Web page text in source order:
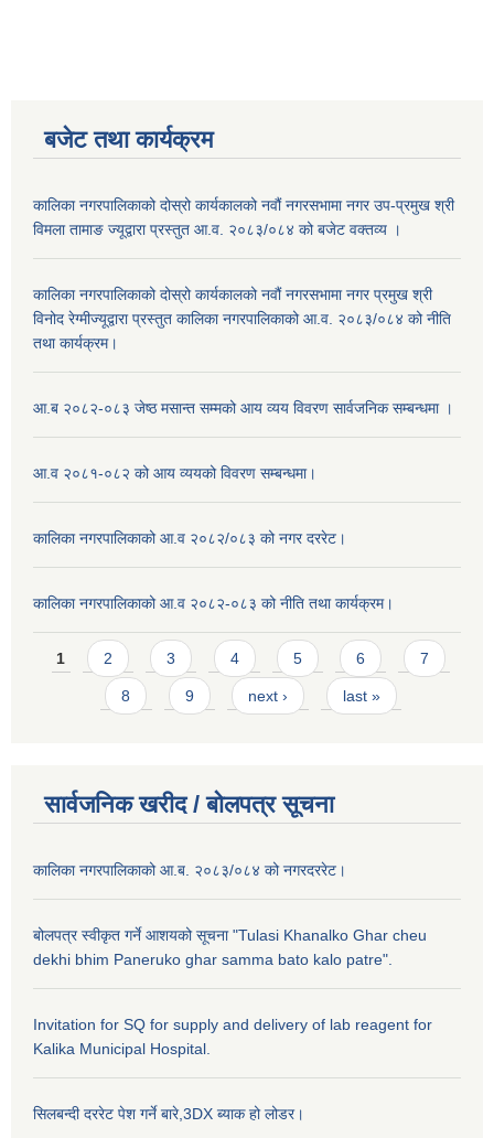
बजेट तथा कार्यक्रम
कालिका नगरपालिकाको दोस्रो कार्यकालको नवौं नगरसभामा नगर उप-प्रमुख श्री
विमला तामाङ ज्यूद्वारा प्रस्तुत आ.व. २०८३/०८४ को बजेट वक्तव्य ।
कालिका नगरपालिकाको दोस्रो कार्यकालको नवौं नगरसभामा नगर प्रमुख श्री
विनोद रेग्मीज्यूद्वारा प्रस्तुत कालिका नगरपालिकाको आ.व. २०८३/०८४ को नीति
तथा कार्यक्रम।
आ.ब २०८२-०८३ जेष्ठ मसान्त सम्मको आय व्यय विवरण सार्वजनिक सम्बन्धमा ।
आ.व २०८१-०८२ को आय व्ययको विवरण सम्बन्धमा।
कालिका नगरपालिकाको आ.व २०८२/०८३ को नगर दररेट।
कालिका नगरपालिकाको आ.व २०८२-०८३ को नीति तथा कार्यक्रम।
Pages
1 2 3 4 5 6 7
8 9 next › last »
सार्वजनिक खरीद / बाेलपत्र सूचना
कालिका नगरपालिकाको आ.ब. २०८३/०८४ को नगरदररेट।
बोलपत्र स्वीकृत गर्ने आशयको सूचना "Tulasi Khanalko Ghar cheu
dekhi bhim Paneruko ghar samma bato kalo patre".
Invitation for SQ for supply and delivery of lab reagent for
Kalika Municipal Hospital.
सिलबन्दी दररेट पेश गर्ने बारे,3DX ब्याक हो लोडर।